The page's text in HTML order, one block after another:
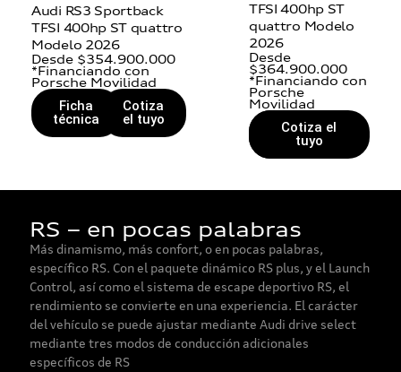
Audi RS3 Sportback
TFSI 400hp ST quattro
Modelo 2026
Desde $354.900.000
*Financiando con
Porsche Movilidad
Ficha
técnica
Cotiza
el tuyo
TFSI 400hp ST
quattro Modelo
2026
Desde
$364.900.000
*Financiando con
Porsche
Movilidad
Ficha
técnica
Cotiza el
tuyo
RS – en pocas palabras
Más dinamismo, más confort, o en pocas palabras,
específico RS. Con el paquete dinámico RS plus, y el Launch
Control, así como el sistema de escape deportivo RS, el
rendimiento se convierte en una experiencia. El carácter
del vehículo se puede ajustar mediante Audi drive select
mediante tres modos de conducción adicionales
específicos de RS